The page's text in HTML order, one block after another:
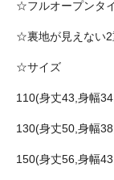
☆フルオープンタ
☆裏地が見えない2
☆サイズ
110(身丈43,身幅
130(身丈50,身幅
150(身丈56,身幅